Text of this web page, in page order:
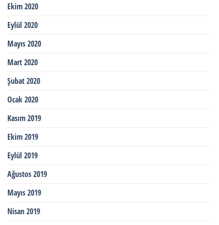
Ekim 2020
Eylül 2020
Mayıs 2020
Mart 2020
Şubat 2020
Ocak 2020
Kasım 2019
Ekim 2019
Eylül 2019
Ağustos 2019
Mayıs 2019
Nisan 2019